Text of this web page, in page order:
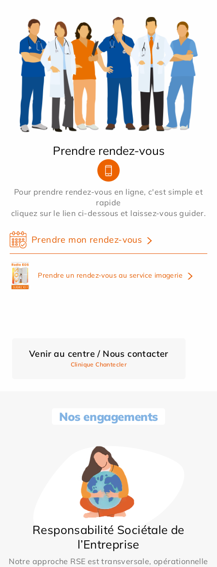
Prendre rendez-vous
Pour prendre rendez-vous en ligne, c'est simple et
rapide
cliquez sur le lien ci-dessous et laissez-vous guider.
Prendre mon rendez-vous
Prendre un rendez-vous au service imagerie
Venir au centre / Nous contacter
Clinique Chantecler
Nos engagements
Responsabilité Sociétale de
l’Entreprise
Notre approche RSE est transversale, opérationnelle